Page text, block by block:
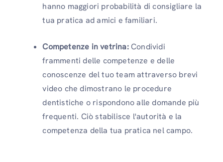
hanno maggiori probabilità di consigliare la
tua pratica ad amici e familiari.
Competenze in vetrina:Condividi
frammenti delle competenze e delle
conoscenze del tuo team attraverso brevi
video che dimostrano le procedure
dentistiche o rispondono alle domande più
frequenti. Ciò stabilisce l'autorità e la
competenza della tua pratica nel campo.